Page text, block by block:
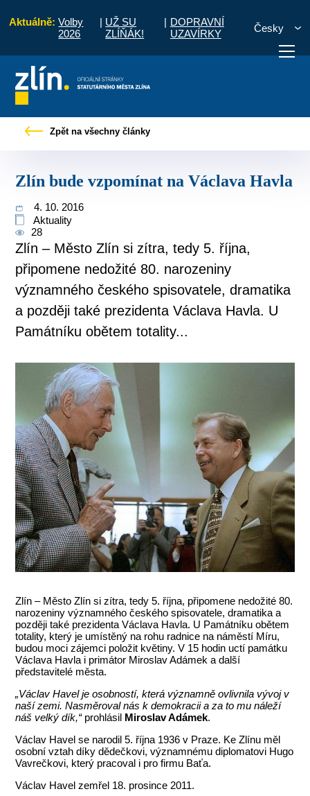
Aktuálně: Volby
2026
| UŽ SU
ZLÍŇÁK!
| DOPRAVNÍ
UZAVÍRKY
Česky
vyřídit Potřebuji zaplatit
Zpět na všechny články
Zlín bude vzpomínat na Václava Havla
4. 10. 2016
Aktuality
28
Zlín – Město Zlín si zítra, tedy 5. října,
připomene nedožité 80. narozeniny
významného českého spisovatele, dramatika
a později také prezidenta Václava Havla. U
Památníku obětem totality...
Zlín – Město Zlín si zítra, tedy 5. října, připomene nedožité 80.
narozeniny významného českého spisovatele, dramatika a
později také prezidenta Václava Havla. U Památníku obětem
totality, který je umístěný na rohu radnice na náměstí Míru,
budou moci zájemci položit květiny. V 15 hodin uctí památku
Václava Havla i primátor Miroslav Adámek a další
představitelé města.
„Václav Havel je osobností, která významně ovlivnila vývoj v
naší zemi. Nasměroval nás k demokracii a za to mu náleží
náš velký dík,“prohlásil Miroslav Adámek.
Václav Havel se narodil 5. října 1936 v Praze. Ke Zlínu měl
osobní vztah díky dědečkovi, významnému diplomatovi Hugo
Vavrečkovi, který pracoval i pro firmu Baťa.
Václav Havel zemřel 18. prosince 2011.